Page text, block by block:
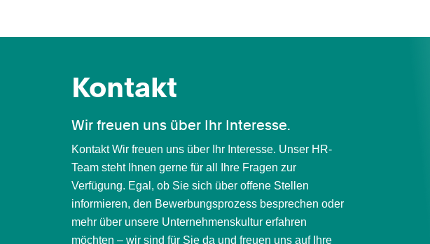
Kontakt
Wir freuen uns über Ihr Interesse.
Kontakt Wir freuen uns über Ihr Interesse. Unser HR-
Team steht Ihnen gerne für all Ihre Fragen zur
Verfügung. Egal, ob Sie sich über offene Stellen
informieren, den Bewerbungsprozess besprechen oder
mehr über unsere Unternehmenskultur erfahren
möchten – wir sind für Sie da und freuen uns auf Ihre